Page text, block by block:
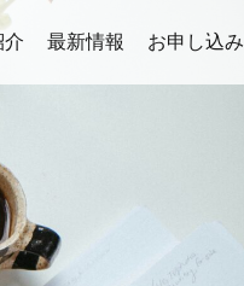
介 最新情報 お申し込み